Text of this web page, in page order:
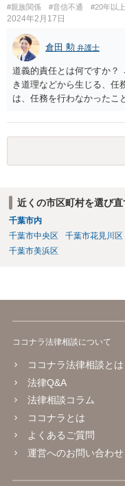
#親族関係 #音信不通 #20年以
2024年2月17日
倉田 勲 弁護士
道義的責任とは何ですか
き道理などから生じる、任
は、任務を行わなかったこ
則はありませんが、道義的
を無くす、不遇を受けるな
近くの市区町村を選び直
千葉市内
千葉市中央区
千葉市花見川区
千葉市美浜区
ココナラ法律相談について
ココナラ法律相談とは
法律Q&A
法律相談コラム
ココナラとは
よくあるご質問
運営へのお問い合わせ